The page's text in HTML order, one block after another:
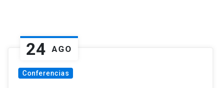
24 AGO
Conferencias